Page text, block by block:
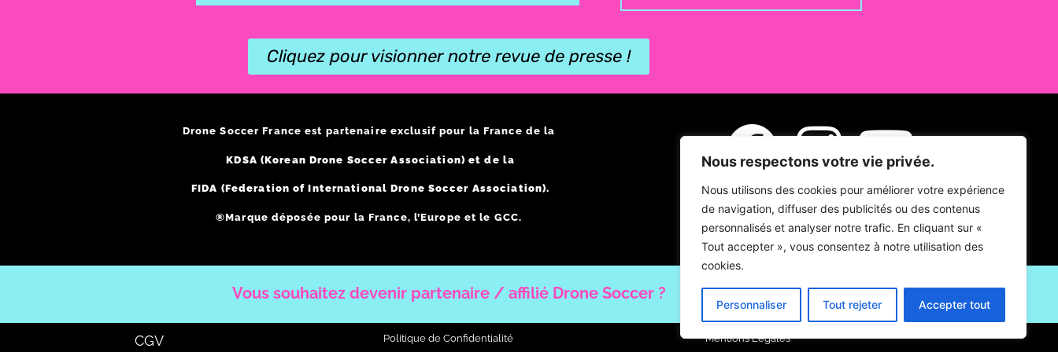
Nous respectons votre vie privée.
Nous utilisons des cookies pour améliorer votre expérience
de navigation, diffuser des publicités ou des contenus
personnalisés et analyser notre trafic. En cliquant sur «
Tout accepter », vous consentez à notre utilisation des
cookies.
Personnaliser Tout rejeter Accepter tout
Cliquez pour visionner notre revue de presse !
Drone Soccer France est partenaire exclusif pour la France de la
KDSA (Korean Drone Soccer Association) et de la
FIDA (Federation of International Drone Soccer Association).
®Marque déposée pour la France, l’Europe et le GCC.
Vous souhaitez devenir partenaire / affilié Drone Soccer ?
CGV Politique de Confidentialité Mentions Légales